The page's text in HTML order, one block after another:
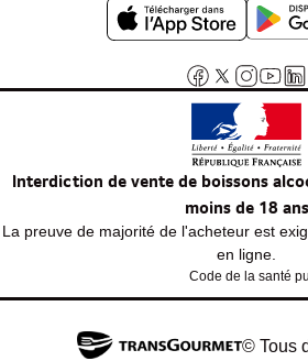
Interdiction de vente de boissons
moins de 18 ans
La preuve de majorité de l'acheteur est
en ligne.
Code de la santé
© Tous